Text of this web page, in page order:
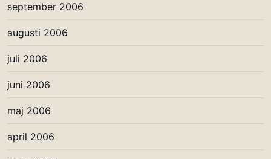
september 2006
augusti 2006
juli 2006
juni 2006
maj 2006
april 2006